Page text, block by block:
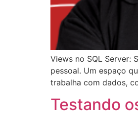
Views no SQL Server:
pessoal. Um espaço
trabalha com dados,
Testando